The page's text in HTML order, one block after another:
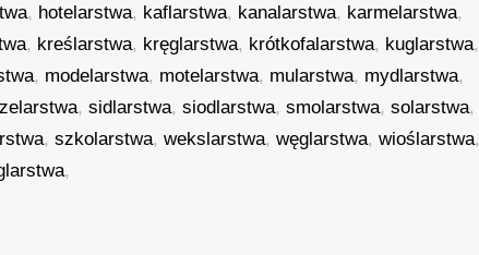
, hotelarstwa, kaflarstwa, kanalarstwa, karmelarstwa,
, kreślarstwa, kręglarstwa, krótkofalarstwa, kuglarstwa,
, modelarstwa, motelarstwa, mularstwa, mydlarstwa,
,sidlarstwa,siodlarstwa,smolarstwa,solarstwa,
,szkolarstwa,wekslarstwa,węglarstwa,wioślarstwa,
,